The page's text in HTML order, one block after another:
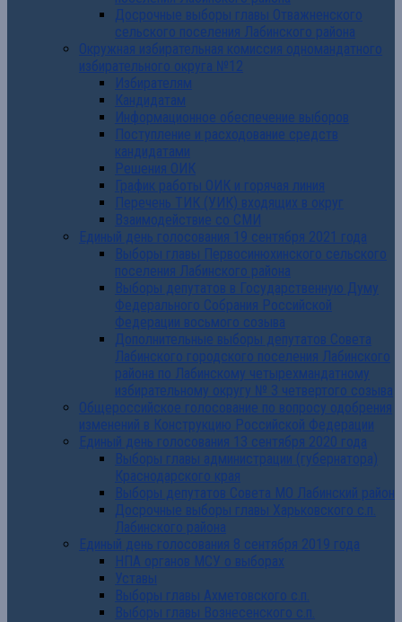
Досрочные выборы главы Отважненского
сельского поселения Лабинского района
Окружная избирательная комиссия одномандатного
избирательного округа №12
Избирателям
Кандидатам
Информационное обеспечение выборов
Поступление и расходование средств
кандидатами
Решения ОИК
График работы ОИК и горячая линия
Перечень ТИК (УИК) входящих в округ
Взаимодействие со СМИ
Единый день голосования 19 сентября 2021 года
Выборы главы Первосинюхинского сельского
поселения Лабинского района
Выборы депутатов в Государственную Думу
Федерального Собрания Российской
Федерации восьмого созыва
Дополнительные выборы депутатов Совета
Лабинского городского поселения Лабинского
района по Лабинскому четырехмандатному
избирательному округу № 3 четвертого созыва
Общероссийское голосование по вопросу одобрения
изменений в Конструкцию Российской Федерации
Единый день голосования 13 сентября 2020 года
Выборы главы администрации (губернатора)
Краснодарского края
Выборы депутатов Совета МО Лабинский район
Досрочные выборы главы Харьковского с.п.
Лабинского района
Единый день голосования 8 сентября 2019 года
НПА органов МСУ о выборах
Уставы
Выборы главы Ахметовского с.п.
Выборы главы Вознесенского с.п.